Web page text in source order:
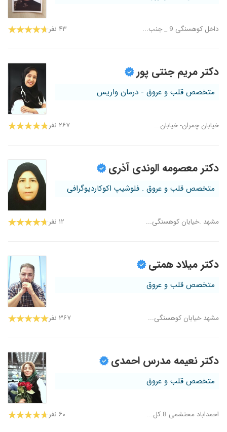
داخل کوهسنگی 9 _ جنب... ۴۳ نفر
دکتر مریم جنتی پور
متخصص قلب و عروق - درمان واریس
خیابان چمران- خیابان... ۲۶۷ نفر
دکتر معصومه الوندی آذری
متخصص قلب و عروق . فلوشیپ اکوکاردیوگرافی
مشهد .خیابان کوهسنگی... ۱۲ نفر
دکتر میلاد همتی
متخصص قلب و عروق
مشهد خیابان کوهسنگی... ۳۶۷ نفر
دکتر نعیمه مدرس احمدی
متخصص قلب و عروق
احمداباد محتشمی 8.کل... ۶۰ نفر